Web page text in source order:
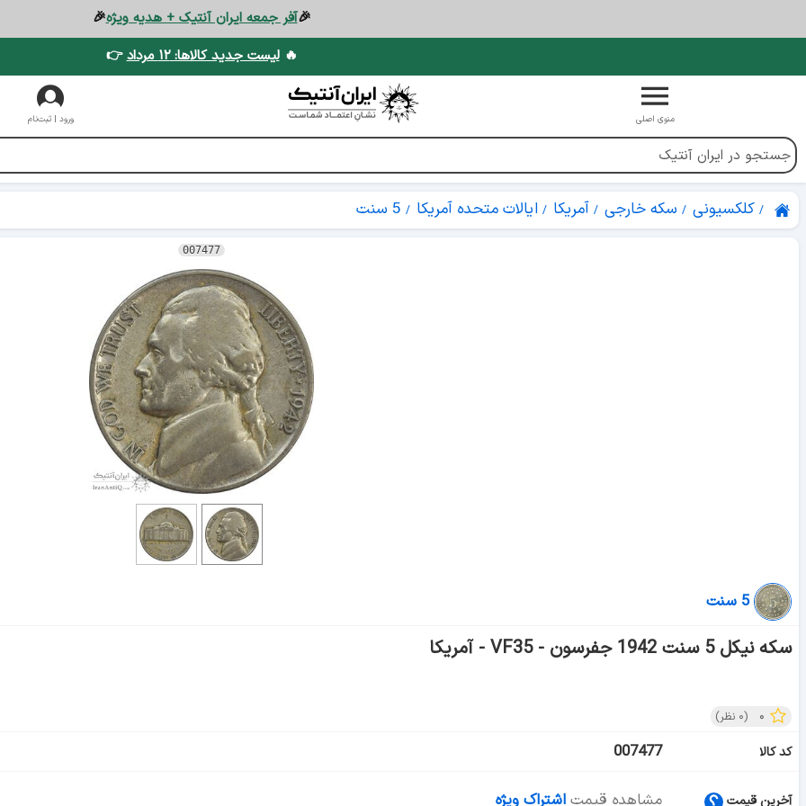
🎉آفر جمعه ایران آنتیک + هدیه ویژه🎉
🔥لیست جدید کالاها: ۱۲ مرداد 👉
منوی اصلی ورود | ثبت‌نام
کلکسیونی سکه خارجی آمریکا ایالات متحده آمریکا 5 سنت
007477
5 سنت
سکه نیکل 5 سنت 1942 جفرسون - VF35 - آمریکا
۰ (۰ نظر)
کد کالا
007477
آخرین قیمت مشاهده قیمت اشتراک ویژه